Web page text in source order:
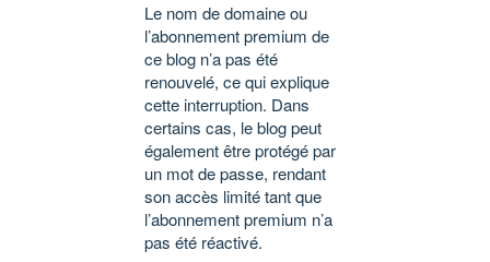
Le nom de domaine ou
l’abonnement premium de
ce blog n’a pas été
renouvelé, ce qui explique
cette interruption. Dans
certains cas, le blog peut
également être protégé par
un mot de passe, rendant
son accès limité tant que
l’abonnement premium n’a
pas été réactivé.